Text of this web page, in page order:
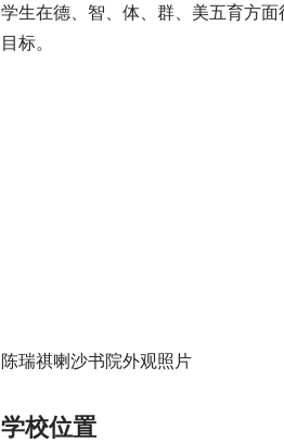
学生在德、智、体、群、美五育方
目标。
陈瑞祺喇沙书院外观照片
学校位置